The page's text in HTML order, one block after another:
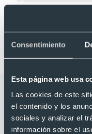
Consentimiento
Esta página web usa
Las cookies de este
el contenido y los
sociales y analizar el
información sobre el
Categorías
de aluminio
puntero táctil